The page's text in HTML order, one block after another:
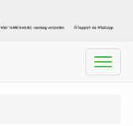
Menu